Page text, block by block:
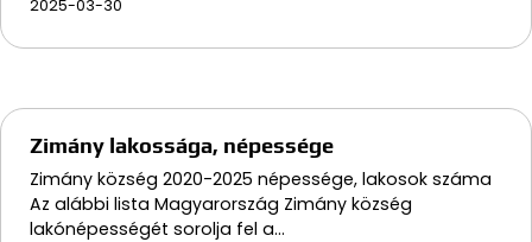
2025-03-30
Zimány lakossága, népessége
Zimány község 2020-2025 népessége, lakosok száma
Az alábbi lista Magyarország Zimány község
lakónépességét sorolja fel a…